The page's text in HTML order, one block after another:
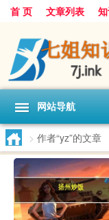
首 页 文章列表
网站导航
> 作者“yz”的文章